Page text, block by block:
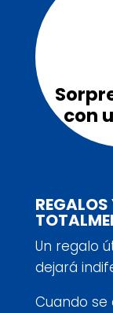
con
REGALOS
Un regalo
dejará
Cuando